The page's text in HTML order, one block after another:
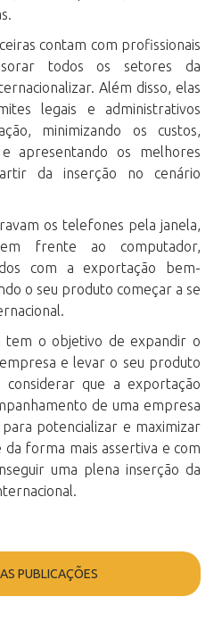
contam com profissionais
todos os setores da
Além disso, elas
legais e administrativos
minimizando os custos,
apresentando os melhores
da inserção no cenário
os telefones pela janela,
frente ao computador,
com a exportação bem-
o seu produto começar a se
tem o objetivo de expandir o
e levar o seu produto
que a exportação
de uma empresa
potencializar e maximizar
da forma mais assertiva e com
uma plena inserção da
PUBLICAÇÕES